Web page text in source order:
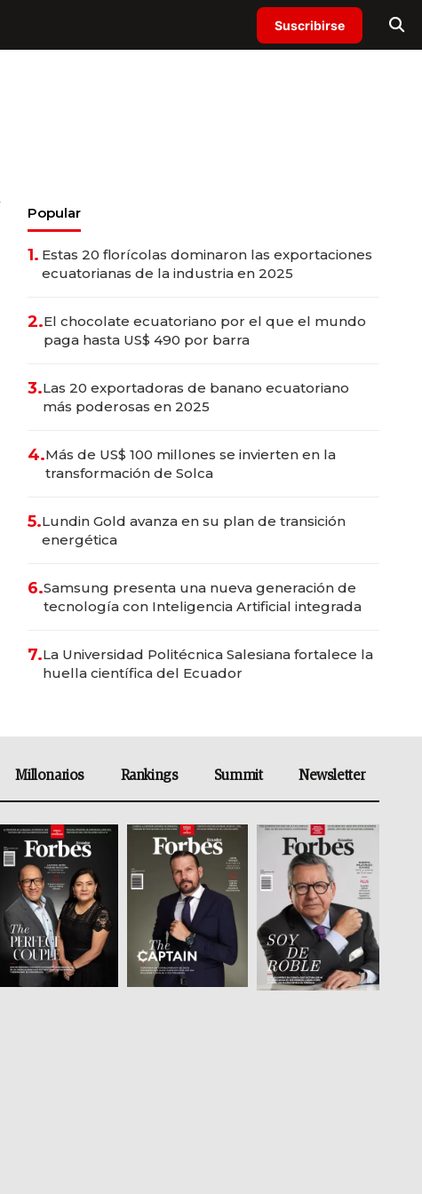
Suscribirse
Popular
1. Estas 20 florícolas dominaron las exportaciones
ecuatorianas de la industria en 2025
2.El chocolate ecuatoriano por el que el mundo
paga hasta US$ 490 por barra
3.Las 20 exportadoras de banano ecuatoriano
más poderosas en 2025
4.Más de US$ 100 millones se invierten en la
transformación de Solca
5.Lundin Gold avanza en su plan de transición
energética
6.Samsung presenta una nueva generación de
tecnología con Inteligencia Artificial integrada
7.La Universidad Politécnica Salesiana fortalece la
huella científica del Ecuador
Millonarios Rankings Summit Newsletter